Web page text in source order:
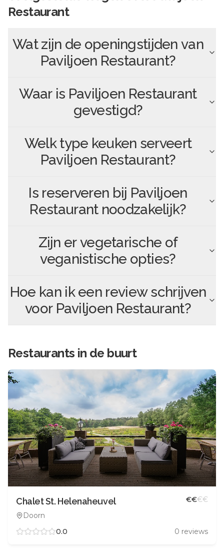
Restaurant
Wat zijn de openingstijden van
Paviljoen Restaurant?
Waar is Paviljoen Restaurant
gevestigd?
Welk type keuken serveert
Paviljoen Restaurant?
Is reserveren bij Paviljoen
Restaurantnoodzakelijk?
Zijn er vegetarische of
veganistische opties?
Hoe kan ik een review schrijven
voor Paviljoen Restaurant?
Restaurants in de buurt
Chalet St. Helenaheuvel
Doorn
€€€€
0.0 0 reviews